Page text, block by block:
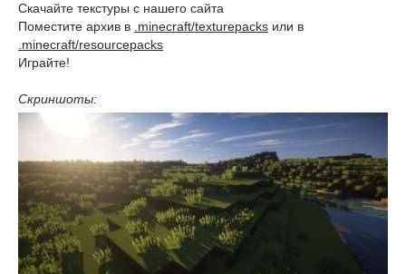
Скачайте текстуры с нашего сайта
Поместите архив в .minecraft/texturepacks или в
.minecraft/resourcepacks
Играйте!
Скриншоты: